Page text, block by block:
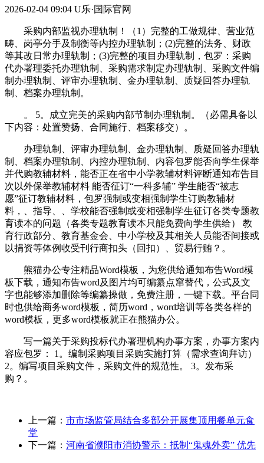
2026-02-04 09:04 U乐·国际官网
采购内部监视办理轨制！（1）完整的工做规律、营业范
畴、岗亭分手及制衡等内控办理轨制；(2)完整的法务、财政
等其改日常办理轨制；(3)完整的项目办理轨制，包罗：采购
代办署理委托办理轨制、采购需求制定办理轨制、采购文件编
制办理轨制、评审办理轨制、金办理轨制、质疑回答办理轨
制、档案办理轨制。
。 5。成立完美的采购内部节制办理轨制。（必需具备以
下内容：处置赞扬、合同施行、档案移交）。
办理轨制、评审办理轨制、金办理轨制、质疑回答办理轨
制、档案办理轨制、内控办理轨制、内容包罗能否向学生保举
并代购教辅材料，能否正在省中小学教辅材料评断通知布告目
次以外保举教辅材料 能否征订“一科多辅” 学生能否“被志
愿”征订教辅材料，包罗强制或变相强制学生订购教辅材
料，、指导、、学校能否强制或变相强制学生征订各类专题教
育读本的问题（各类专题教育读本只能免费向学生供给） 教
育行政部分、教育基金会、中小学校及其相关人员能否间接或
以捐资等体例收受刊行商扣头（回扣）、贸易行贿？。
熊猫办公专注精品Word模板，为您供给通知布告Word模
板下载，通知布告word及图片均可编纂点窜替代，公式及文
字也能够添加删除等编纂操做，免费注册，一键下载。平台同
时也供给商务word模板，简历word，word培训等各类各样的
word模板，更多word模板就正在熊猫办公。
写一篇关于采购投标代办署理机构办事方案，办事方案内
容应包罗： 1。编制采购项目采购实施打算（需求查询拜访）
2。编写项目采购文件，采购文件的规范性。 3。发布采
购？。
上一篇： 市市场监管局结合多部分开展集顶用餐单元食
堂
下一篇： 河南省濮阳市消协警示：抵制“鬼魂外卖” 优先